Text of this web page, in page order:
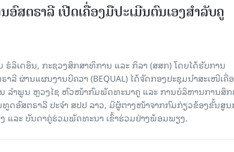
ສຕຣາລີ ເປີດເຄື່ອງມືປະເມີນຕົນເອງສຳລັບຄູ
ຮໍລິເດອິນ, ກະຊວງສຶກສາທິການ ແລະ ກິລາ (ສສກ) ໂດຍໄດ້ຮັບການ
ຜ່ານແຜນງານບີຄວາ (BEQUAL) ໄດ້ຈັດກອງປະຊຸມນຳສະເໜີເຄື່
ລຳພູນ ຫຼວງໄຊ ຫົວໜ້າກົມພັດທະນາຄູ ແລະ ການບໍລິຫານການສຶກ
ດອົສຕຣາລີ ປະຈຳ ສປປ ລາວ, ມີຜູ້ຕາງໜ້າຈາກກົມກ່ຽວຂ້ອງຂັ້ນສູນ
ແລະ ບັນດາຄູ່ຮ່ວມພັດທະນາ ເຂົ້າຮ່ວມຢ່າງພ້ອມພຽງ.